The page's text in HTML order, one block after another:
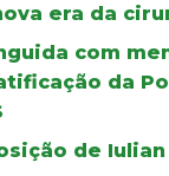
era da
com
da
de